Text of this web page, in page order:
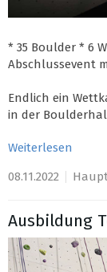
* 35 Boulder * 6
Abschlussevent
Endlich ein
in der
Weiterlesen
08.11.2022
Ausbildung